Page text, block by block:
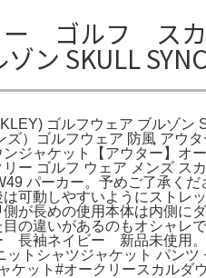
ー ゴルフ スカ
ン SKULL
ゴルフウェア ブルゾン
ズ）ゴルフウェア 防風 アウ
ンジャケット【アウター】オ
ー ゴルフ ウェア メンズ ス
パーカー。予めご了承く
可動しやすいようにストレ
が長めの使用本体は内側に
目の違いがあるのもオシャ
袖ネイビー 新品未使用。
ットシャツジャケット パン
ケット#オークリースカルダ